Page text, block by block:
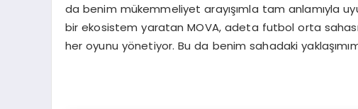
da benim mükemmeliyet arayışımla tam anlamıyla
bir ekosistem yaratan MOVA, adeta futbol orta
her oyunu yönetiyor. Bu da benim sahadaki